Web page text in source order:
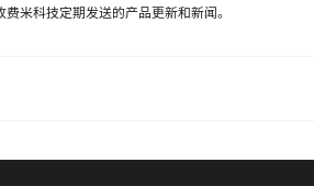
米科技定期发送的产品更新和新闻。